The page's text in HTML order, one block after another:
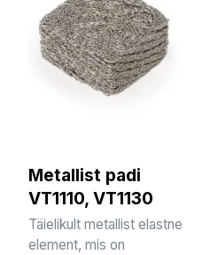
Metallist padi
VT1110, VT1130
Täielikult metallist elastne
element, mis on